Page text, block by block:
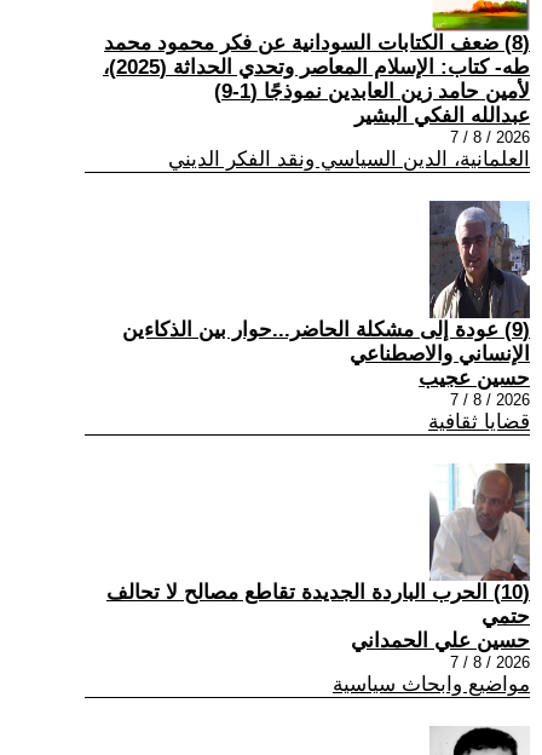
(8) ضعف الكتابات السودانية عن فكر محمود محمد
طه- كتاب: الإسلام المعاصر وتحدي الحداثة (2025)،
لأمين حامد زين العابدين نموذجًا (1-9)
عبدالله الفكي البشير
2026 / 8 / 7
العلمانية، الدين السياسي ونقد الفكر الديني
(9) عودة إلى مشكلة الحاضر...حوار بين الذكاءين
الإنساني والاصطناعي
حسين عجيب
2026 / 8 / 7
قضايا ثقافية
(10) الحرب الباردة الجديدة تقاطع مصالح لا تحالف
حتمي
حسين علي الحمداني
2026 / 8 / 7
مواضيع وابحاث سياسية